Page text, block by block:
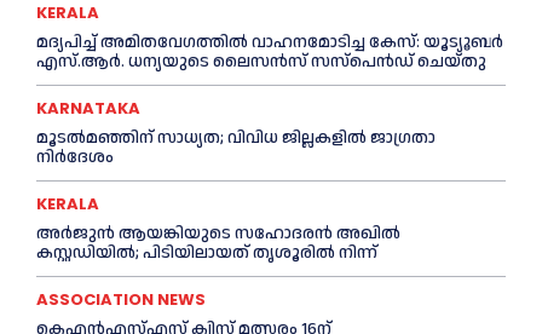
KERALA
മദ്യപിച്ച് അമിതവേഗത്തിൽ വാഹനമോടിച്ച കേസ്: യൂട്യൂബർ
എസ്.ആർ. ധന്യയുടെ ലൈസൻസ് സസ്‌പെൻഡ് ചെയ്തു
KARNATAKA
മൂടൽമഞ്ഞിന് സാധ്യത; വിവിധ ജില്ലകളിൽ ജാഗ്രതാ
നിർദേശം
KERALA
അര്‍ജുന്‍ ആയങ്കിയുടെ സഹോദരന്‍ അഖില്‍
കസ്റ്റഡിയില്‍; പിടിയിലായത് തൃശൂരില്‍ നിന്ന്
ASSOCIATION NEWS